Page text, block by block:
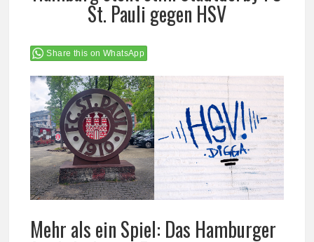
St. Pauli gegen HSV
Share this on WhatsApp
Mehr als ein Spiel: Das Hamburger